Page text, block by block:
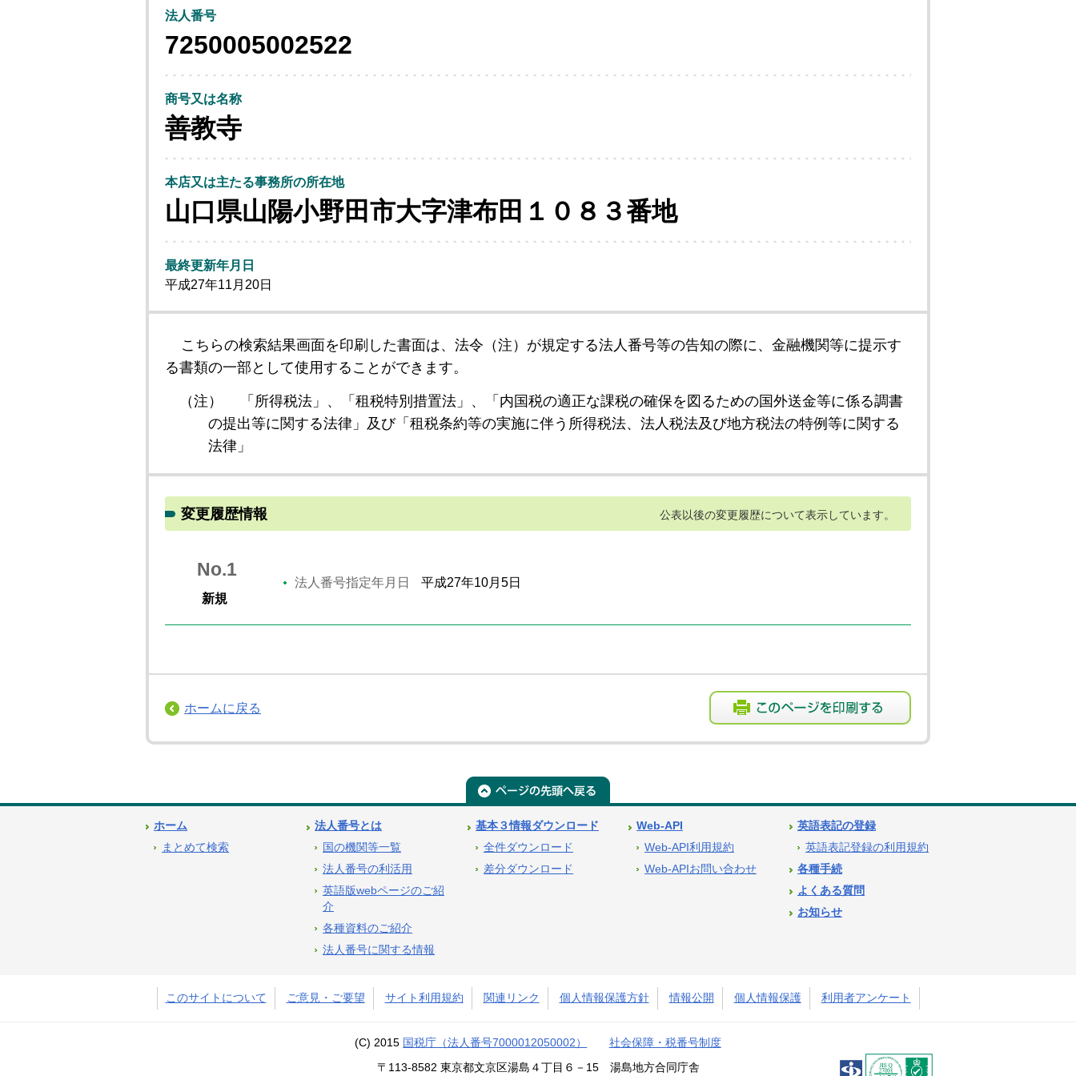
法人番号
7250005002522
商号又は名称
善教寺
本店又は主たる事務所の所在地
山口県山陽小野田市大字津布田１０８３番地
最終更新年月日
平成27年11月20日
こちらの検索結果画面を印刷した書面は、法令（注）が規定する法人番号等の告知の際に、金融機関等に提示す
る書類の一部として使用することができます。
（注）
「所得税法」、「租税特別措置法」、「内国税の適正な課税の確保を図るための国外送金等に係る調書
の提出等に関する法律」及び「租税条約等の実施に伴う所得税法、法人税法及び地方税法の特例等に関する
法律」
変更履歴情報 公表以後の変更履歴について表示しています。
No.1
新規
法人番号指定年月日 平成27年10月5日
ホームに戻る
ホーム
まとめて検索
法人番号とは
国の機関等一覧
法人番号の利活用
英語版webページのご紹
介
各種資料のご紹介
法人番号に関する情報
基本３情報ダウンロード
全件ダウンロード
差分ダウンロード
Web-API
Web-API利用規約
Web-APIお問い合わせ
英語表記の登録
英語表記登録の利用規約
各種手続
よくある質問
お知らせ
このサイトについて ご意見・ご要望 サイト利用規約 関連リンク 個人情報保護方針 情報公開 個人情報保護 利用者アンケート
(C) 2015 国税庁（法人番号7000012050002） 社会保障・税番号制度
〒113-8582 東京都文京区湯島４丁目６－15 湯島地方合同庁舎